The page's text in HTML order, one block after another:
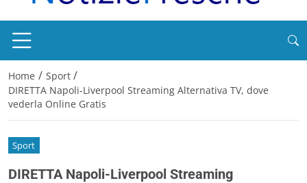
Home / Sport /
DIRETTA Napoli-Liverpool Streaming Alternativa TV, dove
vederla Online Gratis
Sport
DIRETTA Napoli-Liverpool Streaming